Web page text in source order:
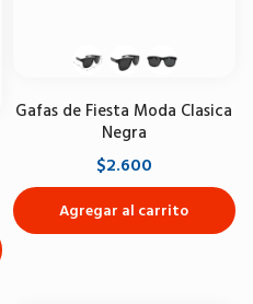
Gafas de Fiesta Moda Clasica
Negra
$2.600
Agregar al carrito